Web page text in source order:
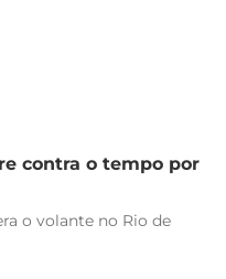
contra o tempo por
o volante no Rio de